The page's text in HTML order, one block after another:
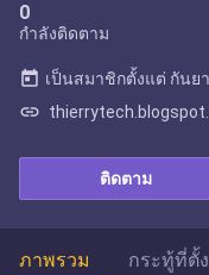
0
กำลังติดตาม
ติดตาม
today เป็นสมาชิกตั้งแต่ กันย
link
ภาพรวม กระทู้ที่ตั้ง